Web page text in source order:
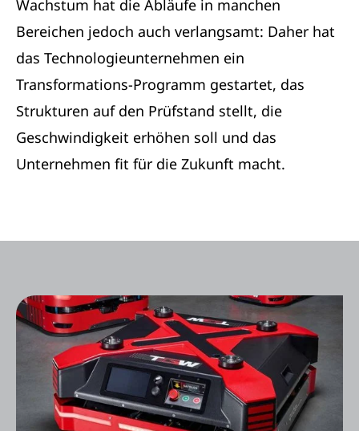
Wachstum hat die Abläufe in manchen
Bereichen jedoch auch verlangsamt: Daher hat
das Technologieunternehmen ein
Transformations-Programm gestartet, das
Strukturen auf den Prüfstand stellt, die
Geschwindigkeit erhöhen soll und das
Unternehmen fit für die Zukunft macht.